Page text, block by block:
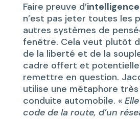
Faire preuve d’
n’est pas jeter toutes les
autres systèmes de
fenêtre. Cela veut plutôt
de la liberté et de la
cadre offert et
remettre en question.
utilise une métaphore
conduite automobile. «
code de la route, d’un